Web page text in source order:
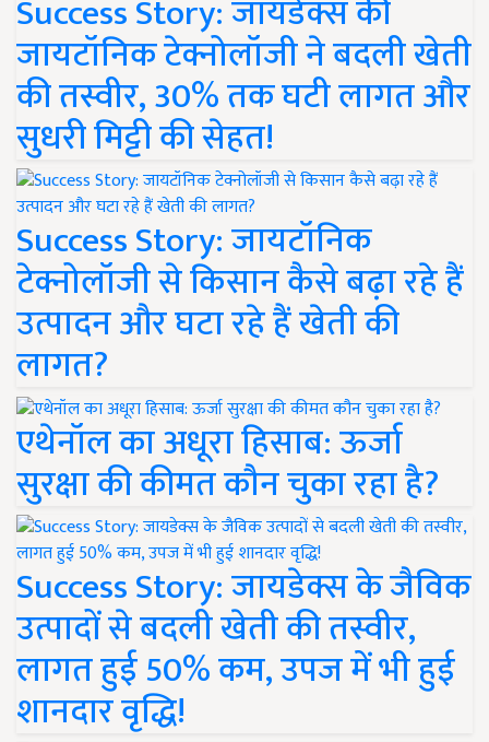
Success Story: जायडेक्स की
जायटॉनिक टेक्नोलॉजी ने बदली खेती
की तस्वीर, 30% तक घटी लागत और
सुधरी मिट्टी की सेहत!
Success Story: जायटॉनिक
टेक्नोलॉजी से किसान कैसे बढ़ा रहे हैं
उत्पादन और घटा रहे हैं खेती की
लागत?
एथेनॉल का अधूरा हिसाब: ऊर्जा
सुरक्षा की कीमत कौन चुका रहा है?
Success Story: जायडेक्स के जैविक
उत्पादों से बदली खेती की तस्वीर,
लागत हुई 50% कम, उपज में भी हुई
शानदार वृद्धि!